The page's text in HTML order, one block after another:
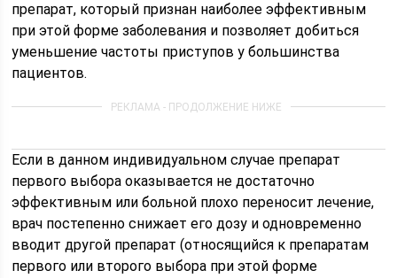
препарат, который признан наиболее эффективным
при этой форме заболевания и позволяет добиться
уменьшение частоты приступов у большинства
пациентов.
Если в данном индивидуальном случае препарат
первого выбора оказывается не достаточно
эффективным или больной плохо переносит лечение,
врач постепенно снижает его дозу и одновременно
вводит другой препарат (относящийся к препаратам
первого или второго выбора при этой форме